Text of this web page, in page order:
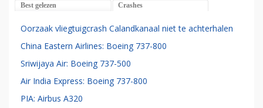
Best gelezen Crashes
Oorzaak vliegtuigcrash Calandkanaal niet te achterhalen
China Eastern Airlines: Boeing 737-800
Sriwijaya Air: Boeing 737-500
Air India Express: Boeing 737-800
PIA: Airbus A320